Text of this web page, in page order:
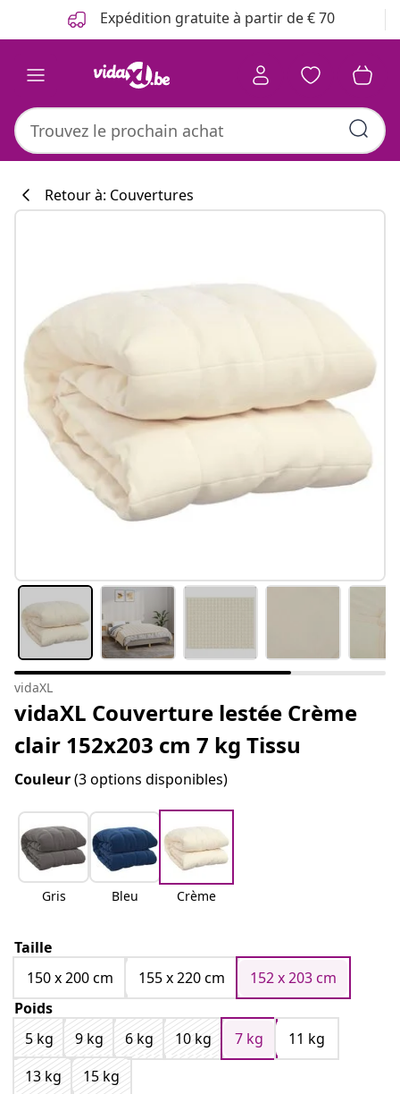
Expédition gratuite à partir de € 70
Retour à: Couvertures
vidaXL
vidaXL Couverture lestée Crème
clair 152x203 cm 7 kg Tissu
Couleur(3 options disponibles)
Gris Bleu Crème
Taille
150 x 200 cm
155 x 220 cm
152 x 203 cm
Poids
5 kg
9 kg 6 kg 10 kg 7 kg
11 kg
13 kg
15 kg